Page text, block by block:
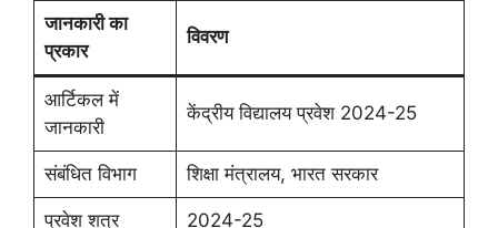
जानकारी का
प्रकार
विवरण
आर्टिकल में
जानकारी
केंद्रीय विद्यालय प्रवेश 2024-25
संबंधित विभाग शिक्षा मंत्रालय, भारत सरकार
प्रवेश शत्र 2024-25